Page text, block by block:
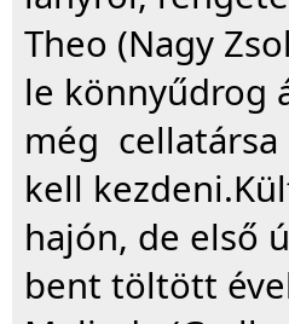
Theo (Nagy
le könnyűdrog
még cellatársa
kell
hajón, de első
bent töltött